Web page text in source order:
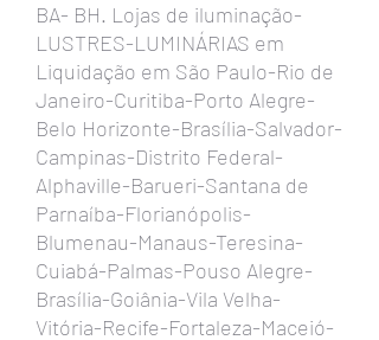
BA- BH. Lojas de iluminação-
LUSTRES-LUMINÁRIAS em
Liquidação em São Paulo-Rio de
Janeiro-Curitiba-Porto Alegre-
Belo Horizonte-Brasília-Salvador-
Campinas-Distrito Federal-
Alphaville-Barueri-Santana de
Parnaíba-Florianópolis-
Blumenau-Manaus-Teresina-
Cuiabá-Palmas-Pouso Alegre-
Brasília-Goiânia-Vila Velha-
Vitória-Recife-Fortaleza-Maceió-